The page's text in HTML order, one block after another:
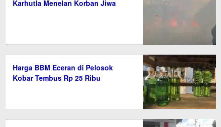
Karhutla Menelan Korban Jiwa
Harga BBM Eceran di Pelosok
Kobar Tembus Rp 25 Ribu